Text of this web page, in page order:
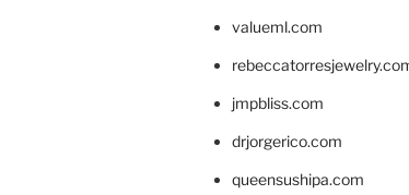
valueml.com
jmpbliss.com
drjorgerico.com
queensushipa.com